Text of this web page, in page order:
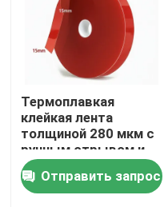
О Компании
Наша фабрика
контроль качества
контактные данные
Термоплавкая
клейкая лента
толщиной 280 мкм с
ручным отрывом и
настраиваемой
шириной для
промышленных
Отправить запрос